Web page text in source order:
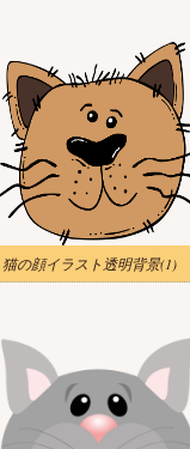
猫の顔イラスト透明背景(1)